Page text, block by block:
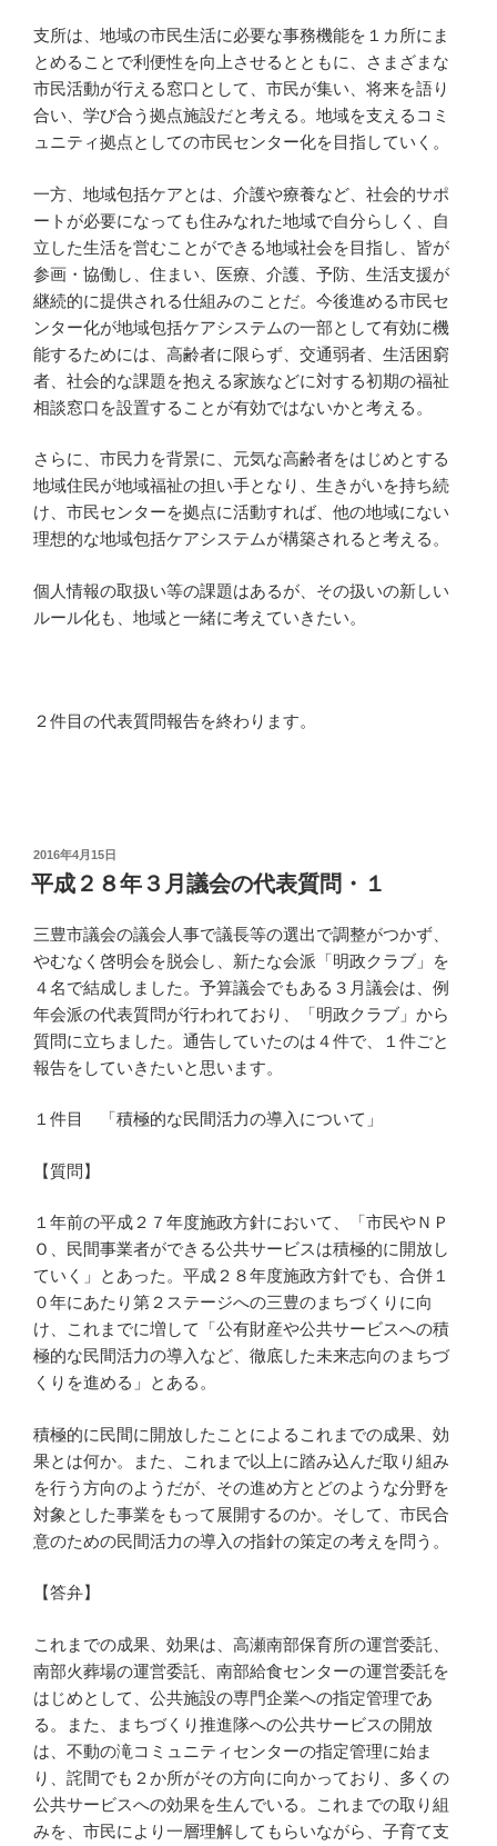
支所は、地域の市民生活に必要な事務機能を１カ所にま
とめることで利便性を向上させるとともに、さまざまな
市民活動が行える窓口として、市民が集い、将来を語り
合い、学び合う拠点施設だと考える。地域を支えるコミ
ュニティ拠点としての市民センター化を目指していく。
一方、地域包括ケアとは、介護や療養など、社会的サポ
ートが必要になっても住みなれた地域で自分らしく、自
立した生活を営むことができる地域社会を目指し、皆が
参画・協働し、住まい、医療、介護、予防、生活支援が
継続的に提供される仕組みのことだ。今後進める市民セ
ンター化が地域包括ケアシステムの一部として有効に機
能するためには、高齢者に限らず、交通弱者、生活困窮
者、社会的な課題を抱える家族などに対する初期の福祉
相談窓口を設置することが有効ではないかと考える。
さらに、市民力を背景に、元気な高齢者をはじめとする
地域住民が地域福祉の担い手となり、生きがいを持ち続
け、市民センターを拠点に活動すれば、他の地域にない
理想的な地域包括ケアシステムが構築されると考える。
個人情報の取扱い等の課題はあるが、その扱いの新しい
ルール化も、地域と一緒に考えていきたい。
２件目の代表質問報告を終わります。
投
稿
日:
2016年4月15日
平成２８年３月議会の代表質問・１
三豊市議会の議会人事で議長等の選出で調整がつかず、
やむなく啓明会を脱会し、新たな会派「明政クラブ」を
４名で結成しました。予算議会でもある３月議会は、例
年会派の代表質問が行われており、「明政クラブ」から
質問に立ちました。通告していたのは４件で、１件ごと
報告をしていきたいと思います。
１件目 「積極的な民間活力の導入について」
【質問】
１年前の平成２７年度施政方針において、「市民やＮＰ
Ｏ、民間事業者ができる公共サービスは積極的に開放し
ていく」とあった。平成２８年度施政方針でも、合併１
０年にあたり第２ステージへの三豊のまちづくりに向
け、これまでに増して「公有財産や公共サービスへの積
極的な民間活力の導入など、徹底した未来志向のまちづ
くりを進める」とある。
積極的に民間に開放したことによるこれまでの成果、効
果とは何か。また、これまで以上に踏み込んだ取り組み
を行う方向のようだが、その進め方とどのような分野を
対象とした事業をもって展開するのか。そして、市民合
意のための民間活力の導入の指針の策定の考えを問う。
【答弁】
これまでの成果、効果は、高瀬南部保育所の運営委託、
南部火葬場の運営委託、南部給食センターの運営委託を
はじめとして、公共施設の専門企業への指定管理であ
る。また、まちづくり推進隊への公共サービスの開放
は、不動の滝コミュニティセンターの指定管理に始ま
り、詫間でも２か所がその方向に向かっており、多くの
公共サービスへの効果を生んでいる。これまでの取り組
みを、市民により一層理解してもらいながら、子育て支